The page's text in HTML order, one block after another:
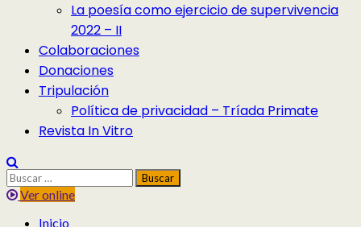
La poesía como ejercicio de supervivencia
2022 – II
Colaboraciones
Donaciones
Tripulación
Política de privacidad – Tríada Primate
Revista In Vitro
Buscar:
Ver online
Inicio